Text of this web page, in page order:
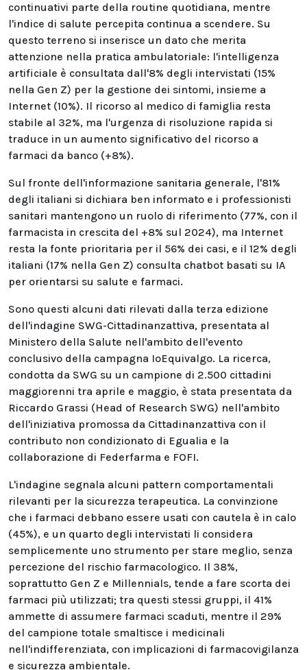
continuativi parte della routine quotidiana, mentre
l'indice di salute percepita continua a scendere. Su
questo terreno si inserisce un dato che merita
attenzione nella pratica ambulatoriale: l'intelligenza
artificiale è consultata dall'8% degli intervistati (15%
nella Gen Z) per la gestione dei sintomi, insieme a
Internet (10%). Il ricorso al medico di famiglia resta
stabile al 32%, ma l'urgenza di risoluzione rapida si
traduce in un aumento significativo del ricorso a
farmaci da banco (+8%).
Sul fronte dell'informazione sanitaria generale, l'81%
degli italiani si dichiara ben informato e i professionisti
sanitari mantengono un ruolo di riferimento (77%, con il
farmacista in crescita del +8% sul 2024), ma Internet
resta la fonte prioritaria per il 56% dei casi, e il 12% degli
italiani (17% nella Gen Z) consulta chatbot basati su IA
per orientarsi su salute e farmaci.
Sono questi alcuni dati rilevati dalla terza edizione
dell'indagine SWG-Cittadinanzattiva, presentata al
Ministero della Salute nell'ambito dell'evento
conclusivo della campagna IoEquivalgo. La ricerca,
condotta da SWG su un campione di 2.500 cittadini
maggiorenni tra aprile e maggio, è stata presentata da
Riccardo Grassi (Head of Research SWG) nell'ambito
dell'iniziativa promossa da Cittadinanzattiva con il
contributo non condizionato di Egualia e la
collaborazione di Federfarma e FOFI.
L'indagine segnala alcuni pattern comportamentali
rilevanti per la sicurezza terapeutica. La convinzione
che i farmaci debbano essere usati con cautela è in calo
(45%), e un quarto degli intervistati li considera
semplicemente uno strumento per stare meglio, senza
percezione del rischio farmacologico. Il 38%,
soprattutto Gen Z e Millennials, tende a fare scorta dei
farmaci più utilizzati; tra questi stessi gruppi, il 41%
ammette di assumere farmaci scaduti, mentre il 29%
del campione totale smaltisce i medicinali
nell'indifferenziata, con implicazioni di farmacovigilanza
e sicurezza ambientale.